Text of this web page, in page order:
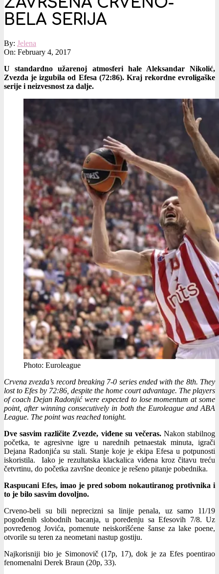
BELA SERIJA
By: Jelena
On: February 4, 2017
U standardno užarenoj atmosferi hale Aleksandar Nikolić,
Zvezda je izgubila od Efesa (72:86). Kraj rekordne evroligaške
serije i neizvesnost za dalje.
Photo: Euroleague
Crvena zvezda’s record breaking 7-0 series ended with the 8th. They
lost to Efes by 72:86, despite the home court advantage. The players
of coach Dejan Radonjić were expected to lose momentum at some
point, after winning consecutively in both the Euroleague and ABA
League. The point was reached tonight.
Dve sasvim različite Zvezde, viđene su večeras.Nakon stabilnog
početka, te agresivne igre u narednih petnaestak minuta, igrači
Dejana Radonjića su stali. Stanje koje je ekipa Efesa u potpunosti
iskoristila. Iako je rezultatska klackalica viđena kroz čitavu treću
četvrtinu, do početka završne deonice je rešeno pitanje pobednika.
Raspucani Efes, imao je pred sobom nokautiranog protivnika i
to je bilo sasvim dovoljno.
Crveno-beli su bili neprecizni sa linije penala, uz samo 11/19
pogođenih slobodnih bacanja, u poređenju sa Efesovih 7/8. Uz
povređenog Jovića, pomenute neiskorišćene šanse za lake poene,
otvorile su teren za neometani nastup gostiju.
Najkorisniji bio je Simonovič (17p, 17), dok je za Efes poentirao
fenomenalni Derek Braun (20p, 33).